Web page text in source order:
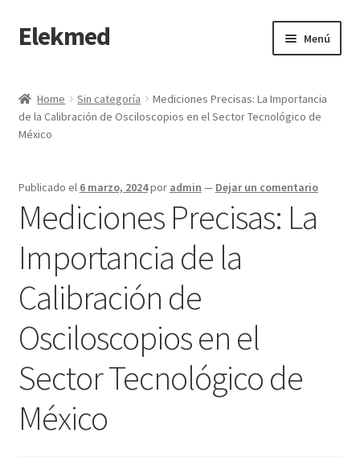
Saltar
a
Ir
al
Elekmed Menú
¿Por Qué Elegir a Elekmed México?
Principal?
¿Qué es un Amperímetro y Cuál es su Función Principal?
¿Qué es un medidor de tierras y cuál es su función Principal?
¿Qué es un multímetro y cuál es su función Principal?
¿Qué es un osciloscopio y cuál es su función Principal?
Amperímetro con certificado de calibración
Home Sin categoría
Mediciones Precisas: La Importancia
de la Calibración de Osciloscopios en el Sector Tecnológico de
México
Publicado el 6 marzo, 2024por admin — Dejar un comentario
Mediciones Precisas: La
Importancia de la
Calibración de
Osciloscopios en el
Sector Tecnológico de
México